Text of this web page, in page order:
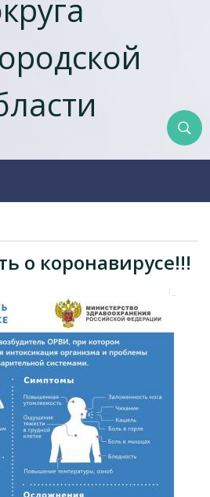
о коронавирусе!!!